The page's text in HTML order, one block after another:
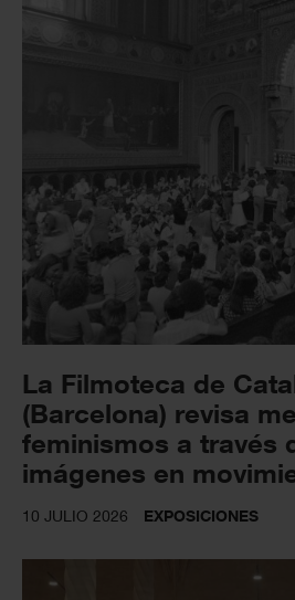
La Filmoteca de
(Barcelona) revisa
feminismos a través
imágenes en
10 JULIO 2026 EXPOSICIONES